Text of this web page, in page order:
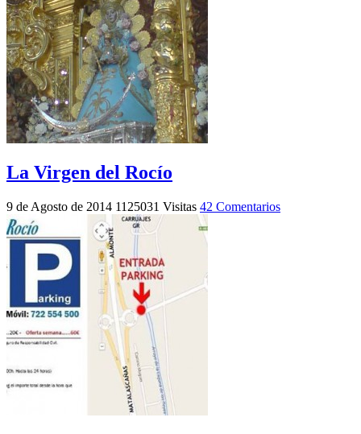
La Virgen del Rocío
9 de Agosto de 2014 1125031 Visitas 42 Comentarios